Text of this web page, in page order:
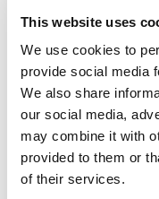
This website uses
We use cookies to
provide social media
We also share
our social media,
may combine it with
provided to them or
of their services.
VÆRKTØJS SUPPORT,
Hvad skal jeg
slukker, og
grønt?